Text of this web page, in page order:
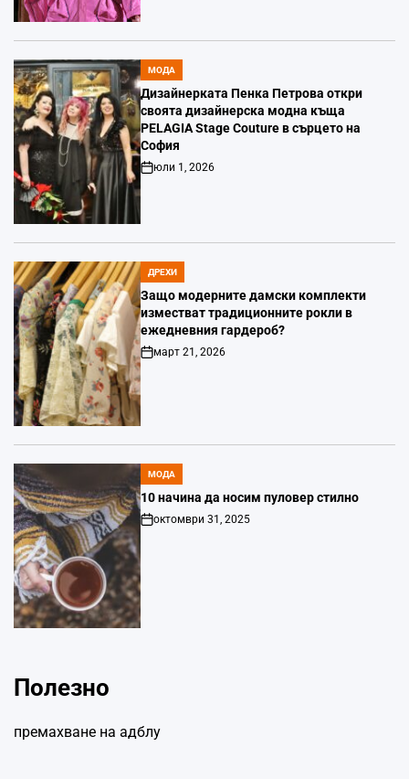
POSTED
IN
МОДА
Дизайнерката Пенка Петрова откри
своята дизайнерска модна къща
PELAGIA Stage Couture в сърцето на
София
Post
Date
юли 1, 2026
POSTED
IN
ДРЕХИ
Защо модерните дамски комплекти
изместват традиционните рокли в
ежедневния гардероб?
Post
Date
март 21, 2026
POSTED
IN
МОДА
10 начина да носим пуловер стилно
Post
октомври 31, 2025
Полезно
премахване на адблу